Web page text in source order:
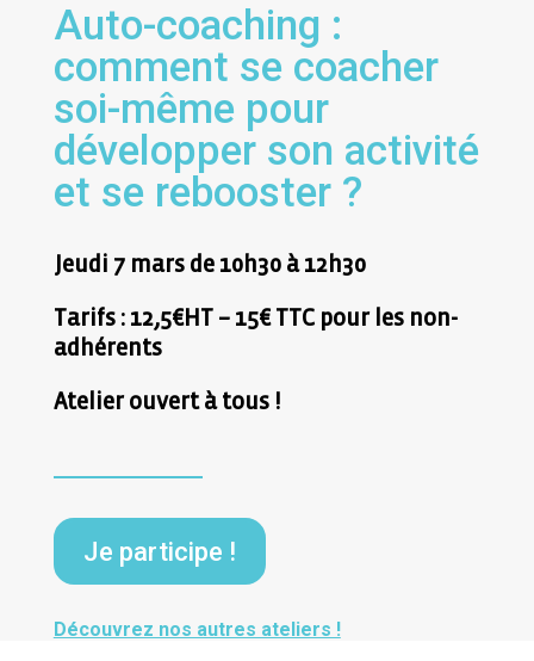
Auto-coaching :
comment se coacher
soi-même pour
développer son activité
et se rebooster ?
Jeudi 7 mars de 10h30 à 12h30
Tarifs : 12,5€HT – 15€ TTC pour les non-
adhérents
Atelier ouvert à tous !
Je participe !
Découvrez nos autres ateliers !